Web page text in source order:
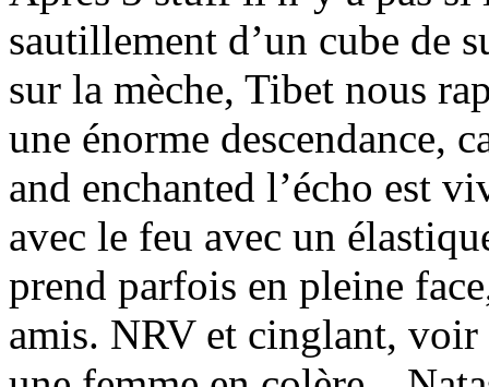
sautillement d’un cube de
sur la mèche, Tibet nous
une énorme descendance,
and enchanted l’écho est
avec le feu avec un
prend parfois en pleine
amis. NRV et cinglant,